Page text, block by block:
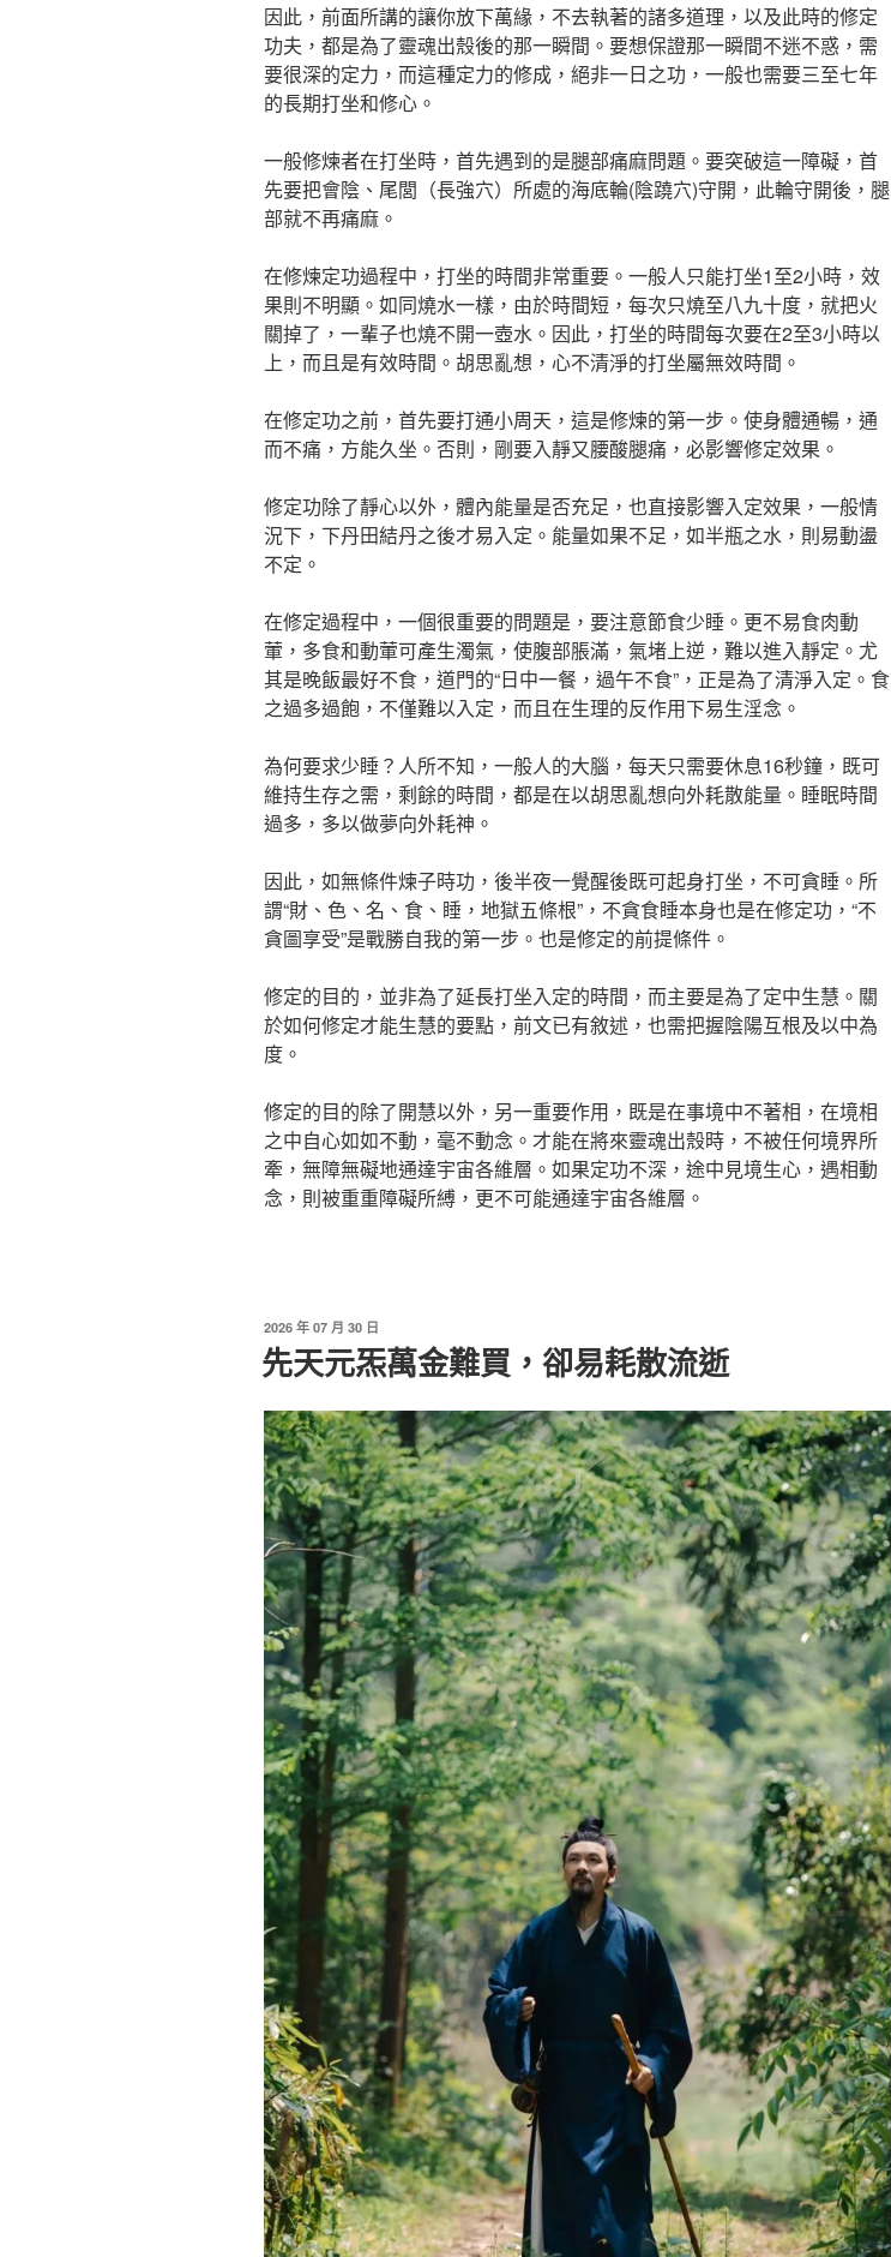
因此，前面所講的讓你放下萬緣，不去執著的諸多道理，以及此時的修定
功夫，都是為了靈魂出殼後的那一瞬間。要想保證那一瞬間不迷不惑，需
要很深的定力，而這種定力的修成，絕非一日之功，一般也需要三至七年
的長期打坐和修心。
一般修煉者在打坐時，首先遇到的是腿部痛麻問題。要突破這一障礙，首
先要把會陰、尾閭（長強穴）所處的海底輪(陰蹺穴)守開，此輪守開後，腿
部就不再痛麻。
在修煉定功過程中，打坐的時間非常重要。一般人只能打坐1至2小時，效
果則不明顯。如同燒水一樣，由於時間短，每次只燒至八九十度，就把火
關掉了，一輩子也燒不開一壺水。因此，打坐的時間每次要在2至3小時以
上，而且是有效時間。胡思亂想，心不清淨的打坐屬無效時間。
在修定功之前，首先要打通小周天，這是修煉的第一步。使身體通暢，通
而不痛，方能久坐。否則，剛要入靜又腰酸腿痛，必影響修定效果。
修定功除了靜心以外，體內能量是否充足，也直接影響入定效果，一般情
況下，下丹田結丹之後才易入定。能量如果不足，如半瓶之水，則易動盪
不定。
在修定過程中，一個很重要的問題是，要注意節食少睡。更不易食肉動
葷，多食和動葷可產生濁氣，使腹部脹滿，氣堵上逆，難以進入靜定。尤
其是晚飯最好不食，道門的“日中一餐，過午不食”，正是為了清淨入定。食
之過多過飽，不僅難以入定，而且在生理的反作用下易生淫念。
為何要求少睡？人所不知，一般人的大腦，每天只需要休息16秒鐘，既可
維持生存之需，剩餘的時間，都是在以胡思亂想向外耗散能量。睡眠時間
過多，多以做夢向外耗神。
因此，如無條件煉子時功，後半夜一覺醒後既可起身打坐，不可貪睡。所
謂“財、色、名、食、睡，地獄五條根”，不貪食睡本身也是在修定功，“不
貪圖享受”是戰勝自我的第一步。也是修定的前提條件。
修定的目的，並非為了延長打坐入定的時間，而主要是為了定中生慧。關
於如何修定才能生慧的要點，前文已有敘述，也需把握陰陽互根及以中為
度。
修定的目的除了開慧以外，另一重要作用，既是在事境中不著相，在境相
之中自心如如不動，毫不動念。才能在將來靈魂出殼時，不被任何境界所
牽，無障無礙地通達宇宙各維層。如果定功不深，途中見境生心，遇相動
念，則被重重障礙所縛，更不可能通達宇宙各維層。
發
佈
於
2026 年 07 月 30 日
先天元炁萬金難買，卻易耗散流逝